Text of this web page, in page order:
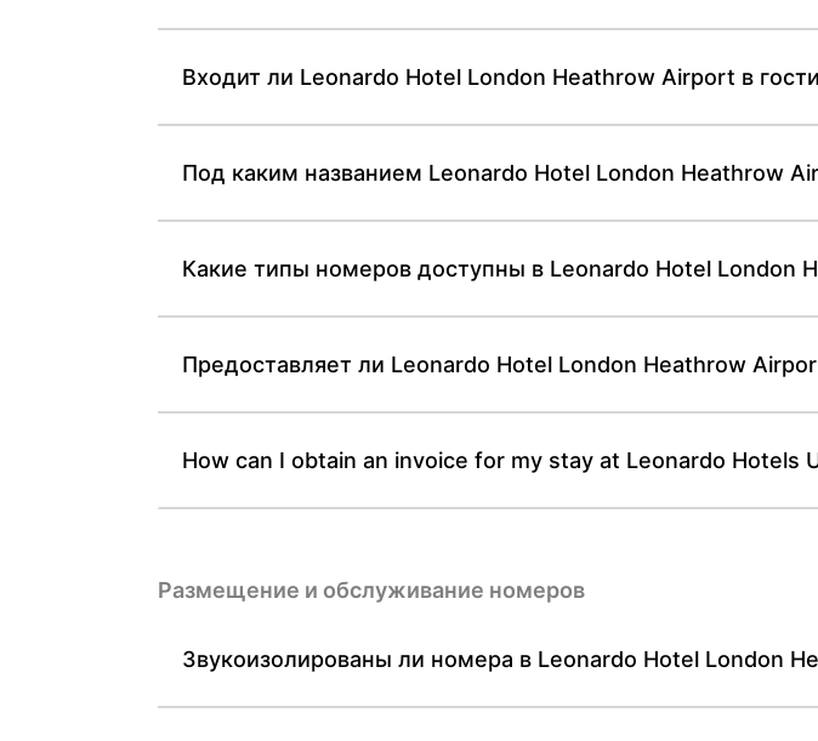
Входит ли Leonardo Hotel London Heathrow Airport в
Под каким названием Leonardo Hotel London Heathrow
Какие типы номеров доступны в Leonardo Hotel London
Предоставляет ли Leonardo Hotel London Heathrow
How can I obtain an invoice for my stay at Leonardo Hotels
Размещение и обслуживание номеров
Звукоизолированы ли номера в Leonardo Hotel London